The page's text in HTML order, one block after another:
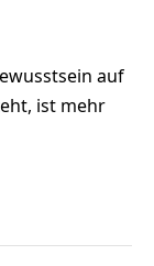
auf
ist mehr